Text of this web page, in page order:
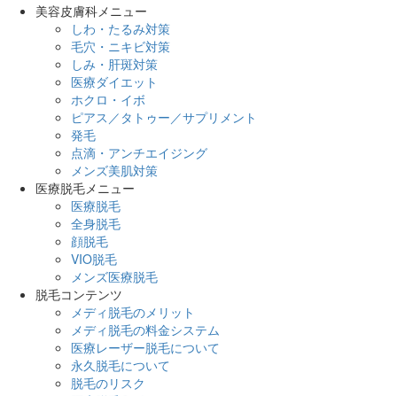
美容皮膚科メニュー
しわ・たるみ対策
毛穴・ニキビ対策
しみ・肝斑対策
医療ダイエット
ホクロ・イボ
ピアス／タトゥー／サプリメント
発毛
点滴・アンチエイジング
メンズ美肌対策
医療脱毛メニュー
医療脱毛
全身脱毛
顔脱毛
VIO脱毛
メンズ医療脱毛
脱毛コンテンツ
メディ脱毛のメリット
メディ脱毛の料金システム
医療レーザー脱毛について
永久脱毛について
脱毛のリスク